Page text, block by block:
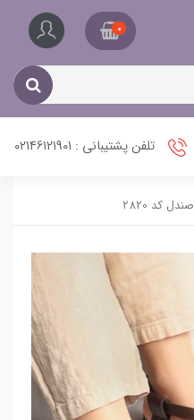
0
تلفن پشتیبانی : 02146121901
صندل کد 2820